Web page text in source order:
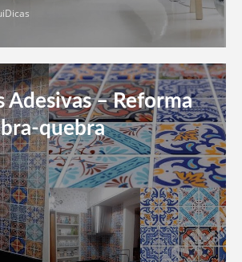
Adesivas – Reforma
quebra